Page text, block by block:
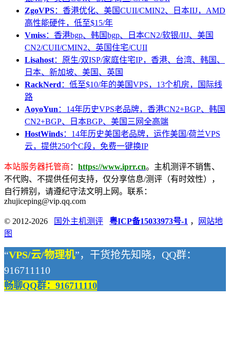
ZgoVPS：香港优化、美国CUII/CMIN2、日本IIJ，AMD
高性能硬件，低至$15/年
Vmiss：香港bgp、韩国bgp、日本CN2/软银/IIJ、美国
CN2/CUII/CMIN2、英国住宅/CUII
Lisahost：原生/双ISP/家庭住宅IP，香港、台湾、韩国、
日本、新加坡、美国、英国
RackNerd ：低至$10/年的美国VPS，13个机房，国际线
路
AoyoYun ：14年历史VPS老品牌，香港CN2+BGP、韩国
CN2+BGP、日本BGP、美国三网全高端
HostWinds：14年历史美国老品牌，运作美国/荷兰VPS
云，提供250个C段，免费一键换IP
本站服务器托管商 ： https://www.iprr.cn。主机测评不销售、
不代购、不提供任何支持，仅分享信息/测评（有时效性），
自行辨别，请遵纪守法文明上网。联系：
zhujiceping@vip.qq.com
© 2012-2026 国外主机测评 粤ICP备15033973号-1 ，
网站地
图
“VPS/云/物理机”，干货抢先知晓，QQ群：
916711110
畅聊QQ群：916711110